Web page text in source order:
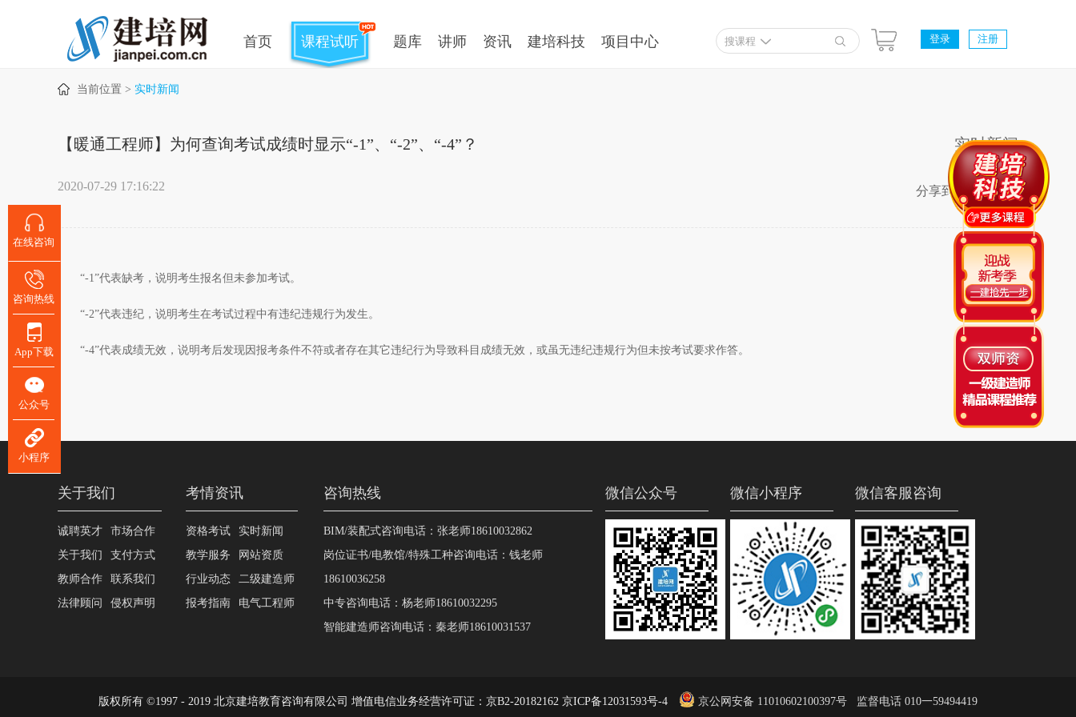
首页 课程试听 题库 讲师 资讯 建培科技 项目中心 搜课程 登录 注册
当前位置 > 实时新闻
【暖通工程师】为何查询考试成绩时显示“-1”、“-2”、“-4”？
2020-07-29 17:16:22
实时新闻
分享到
“-1”代表缺考，说明考生报名但未参加考试。
“-2”代表违纪，说明考生在考试过程中有违纪违规行为发生。
“-4”代表成绩无效，说明考后发现因报考条件不符或者存在其它违纪行为导致科目成绩无效，或虽无违纪违规行为但未按考试要求作答。
关于我们
诚聘英才
关于我们
教师合作
法律顾问
市场合作
支付方式
联系我们
侵权声明
考情资讯
资格考试
教学服务
行业动态
报考指南
实时新闻
网站资质
二级建造师
电气工程师
咨询热线
BIM/装配式咨询电话：张老师18610032862
岗位证书/电教馆/特殊工种咨询电话：钱老师
18610036258
中专咨询电话：杨老师18610032295
智能建造师咨询电话：秦老师18610031537
微信公众号 微信小程序 微信客服咨询
版权所有 ©1997 - 2019 北京建培教育咨询有限公司 增值电信业务经营许可证：京B2-20182162 京ICP备12031593号-4 京公网安备 11010602100397号 监督电话 010一59494419
在线咨询
咨询热线
App下载
公众号
小程序